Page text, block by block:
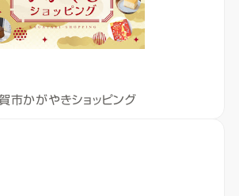
市かがやきショッピング